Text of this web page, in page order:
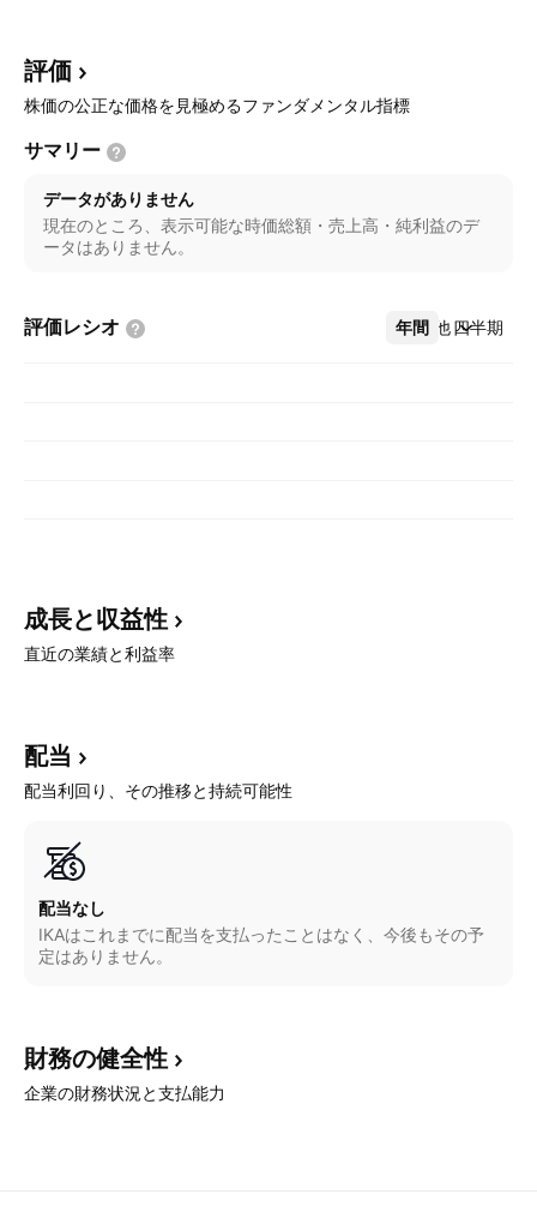
評価
株価の公正な価格を見極めるファンダメンタル指標
サマリー
データがありません
現在のところ、表示可能な時価総額・売上高・純利益のデ
ータはありません。
評価レシオ 年間 四半期
その他
成長と収益性
直近の業績と利益率
配当
配当利回り、その推移と持続可能性
配当なし
IKAはこれまでに配当を支払ったことはなく、今後もその予
定はありません。
財務の健全性
企業の財務状況と支払能力